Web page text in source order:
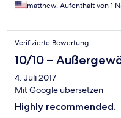
matthew, Aufenthalt von 1
Verifizierte Bewertung
10/10 –
4. Juli 2017
Mit Google übersetzen
Highly recommended.